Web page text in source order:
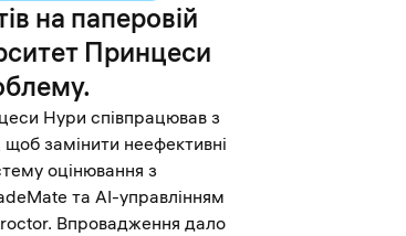
на паперовій
Принцеси
Нури співпрацював з
замінити неефективні
оцінювання з
та AI-управлінням
Впровадження дало